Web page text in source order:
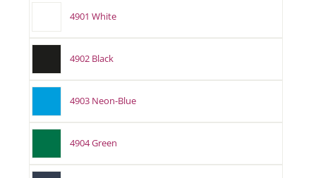
4901 White
4902 Black
4903 Neon-Blue
4904 Green